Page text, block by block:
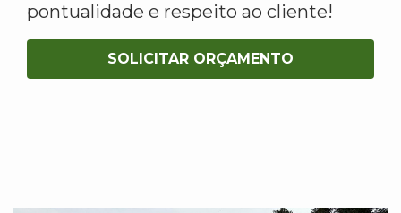
pontualidade e respeito ao cliente!
SOLICITAR ORÇAMENTO